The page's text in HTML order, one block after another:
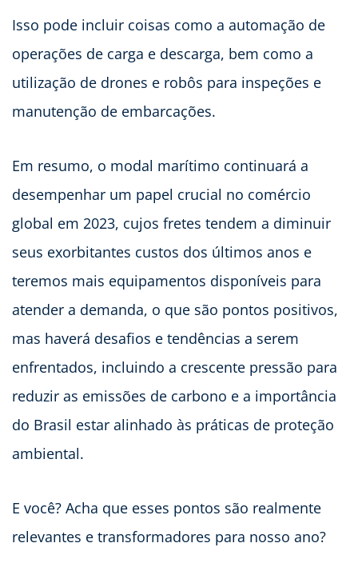
Isso pode incluir coisas como a automação de
operações de carga e descarga, bem como a
utilização de drones e robôs para inspeções e
manutenção de embarcações.
Em resumo, o modal marítimo continuará a
desempenhar um papel crucial no comércio
global em 2023, cujos fretes tendem a diminuir
seus exorbitantes custos dos últimos anos e
teremos mais equipamentos disponíveis para
atender a demanda, o que são pontos positivos,
mas haverá desafios e tendências a serem
enfrentados, incluindo a crescente pressão para
reduzir as emissões de carbono e a importância
do Brasil estar alinhado às práticas de proteção
ambiental.
E você? Acha que esses pontos são realmente
relevantes e transformadores para nosso ano?